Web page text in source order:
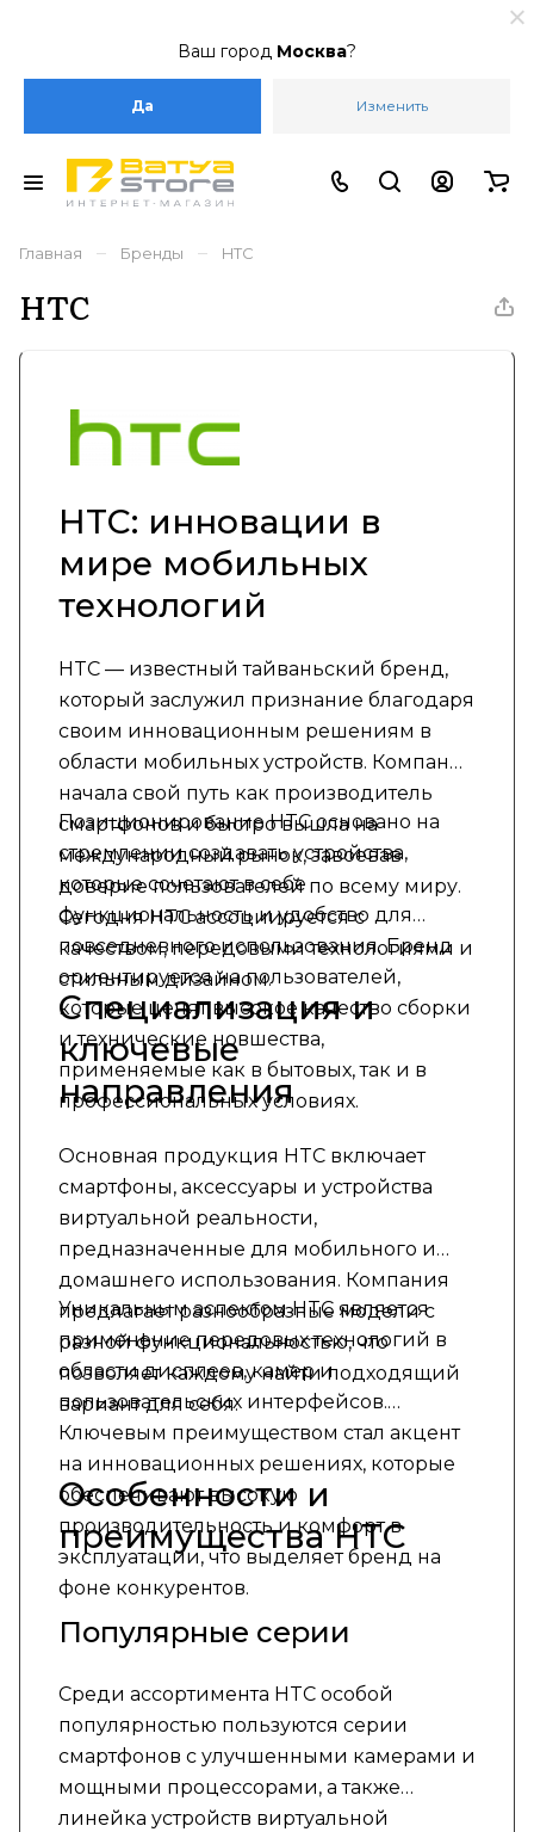
Ваш город Москва?
Да Изменить
Главная – Бренды – HTC
HTC
HTC: инновации в
мире мобильных
технологий
HTC — известный тайваньский бренд,
который заслужил признание благодаря
своим инновационным решениям в
области мобильных устройств. Компания
начала свой путь как производитель
смартфонов и быстро вышла на
международный рынок, завоевав
доверие пользователей по всему миру.
Сегодня HTC ассоциируется с
качеством, передовыми технологиями и
стильным дизайном.
Позиционирование HTC основано на
стремлении создавать устройства,
которые сочетают в себе
функциональность и удобство для
повседневного использования. Бренд
ориентируется на пользователей,
которые ценят высокое качество сборки
и технические новшества,
применяемые как в бытовых, так и в
профессиональных условиях.
Специализация и
ключевые
направления
Основная продукция HTC включает
смартфоны, аксессуары и устройства
виртуальной реальности,
предназначенные для мобильного и
домашнего использования. Компания
предлагает разнообразные модели с
разной функциональностью, что
позволяет каждому найти подходящий
вариант для себя.
Уникальным аспектом HTC является
применение передовых технологий в
области дисплеев, камер и
пользовательских интерфейсов.
Ключевым преимуществом стал акцент
на инновационных решениях, которые
обеспечивают высокую
производительность и комфорт в
эксплуатации, что выделяет бренд на
фоне конкурентов.
Особенности и
преимущества HTC
Популярные серии
Среди ассортимента HTC особой
популярностью пользуются серии
смартфонов с улучшенными камерами и
мощными процессорами, а также
линейка устройств виртуальной